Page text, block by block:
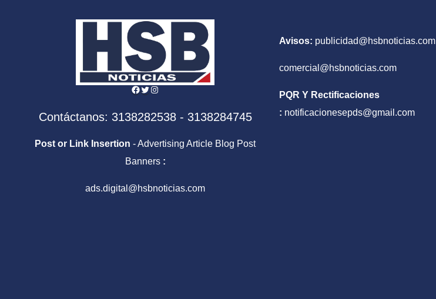
Facebook
Twitter
Instagram
Contáctanos: 3138282538 - 3138284745
Post or Link Insertion - Advertising Article Blog Post
Banners :
ads.digital@hsbnoticias.com
Avisos: publicidad@hsbnoticias.com
comercial@hsbnoticias.com
PQR Y Rectificaciones
: notificacionesepds@gmail.com